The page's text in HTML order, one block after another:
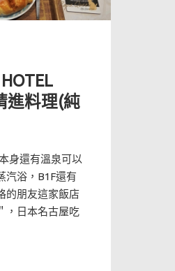
進料理(純
身還有溫泉可以
汽浴，B1F還有
的朋友這家飯店
，日本名古屋吃